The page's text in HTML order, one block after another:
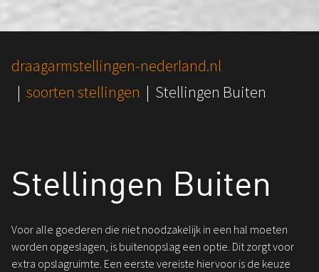
You are here:
draagarmstellingen-nederland.nl
soorten stellingen
Stellingen Buiten
Stellingen Buiten
Voor alle goederen die niet noodzakelijk in een hal moeten
worden opgeslagen, is buitenopslag een optie. Dit zorgt voor
extra opslagruimte. Een eerste vereiste hiervoor is de keuze